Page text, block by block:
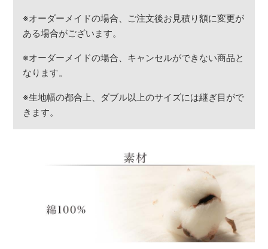
※オーダーメイドの場合、ご注文後お見積り額に変更が
ある場合がございます。
※オーダーメイドの場合、キャンセルができない商品と
なります。
※生地幅の都合上、ダブル以上のサイズには継ぎ目がで
きます。